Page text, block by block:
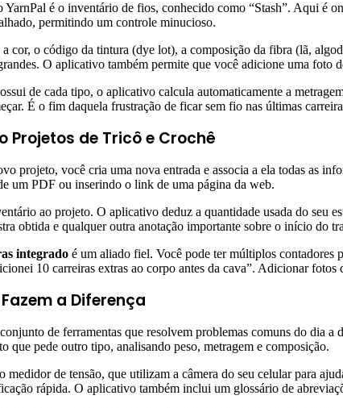
é o inventário de fios, conhecido como “Stash”. Aqui é
permitindo um controle minucioso.
cor, o código da tintura (dye lot), a composição da fibra (lã,
O aplicativo também permite que você adicione uma
de cada tipo, o aplicativo calcula automaticamente a
É o fim daquela frustração de ficar sem fio nas últimas
Projetos de Tricô e Crochê
projeto, você cria uma nova entrada e associa a ela todas as
um PDF ou inserindo o link de uma página da web.
ao projeto. O aplicativo deduz a quantidade usada do seu
obtida e qualquer outra anotação importante sobre o início do
integrado é um aliado fiel. Você pode ter múltiplos contadores
10 carreiras extras ao corpo antes da cava”. Adicionar
a Diferença
de ferramentas que resolvem problemas comuns do dia
que pede outro tipo, analisando peso, metragem e composição.
de tensão, que utilizam a câmera do seu celular para
rápida. O aplicativo também inclui um glossário de